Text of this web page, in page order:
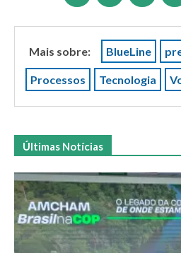
Mais sobre: BlueLine
Processos Tecnologia
Últimas Notícias